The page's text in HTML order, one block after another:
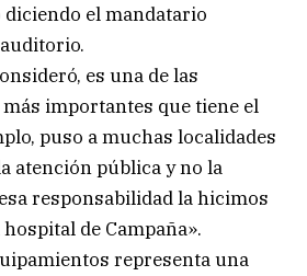
el mandatario
es una de las
importantes que tiene el
puso a muchas localidades
atención pública y no la
responsabilidad la hicimos
de Campaña».
representa una